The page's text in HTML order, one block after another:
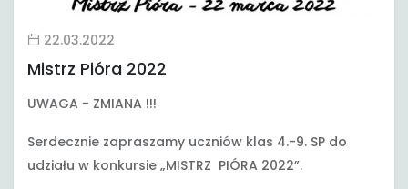
22.03.2022
Mistrz Pióra 2022
UWAGA - ZMIANA !!!
Serdecznie zapraszamy uczniów klas 4.-9. SP do
udziału w konkursie „MISTRZ PIÓRA 2022”.